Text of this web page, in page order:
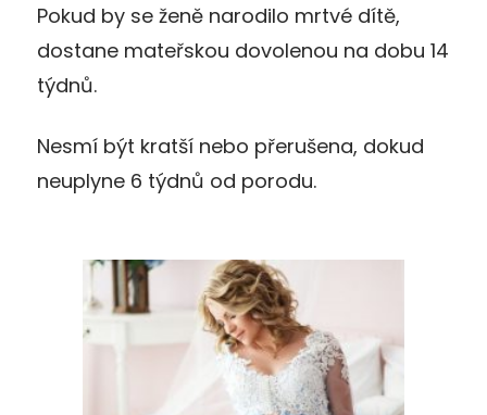
Pokud by se ženě narodilo mrtvé dítě,
dostane mateřskou dovolenou na dobu 14
týdnů.
Nesmí být kratší nebo přerušena, dokud
neuplyne 6 týdnů od porodu.